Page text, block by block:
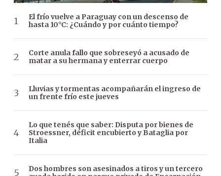
El frío vuelve a Paraguay con un descenso de
hasta 10°C: ¿Cuándo y por cuánto tiempo?
Corte anula fallo que sobreseyó a acusado de
matar a su hermana y enterrar cuerpo
Lluvias y tormentas acompañarán el ingreso de
un frente frío este jueves
Lo que tenés que saber: Disputa por bienes de
Stroessner, déficit encubierto y Bataglia por
Italia
Dos hombres son asesinados a tiros y un tercero